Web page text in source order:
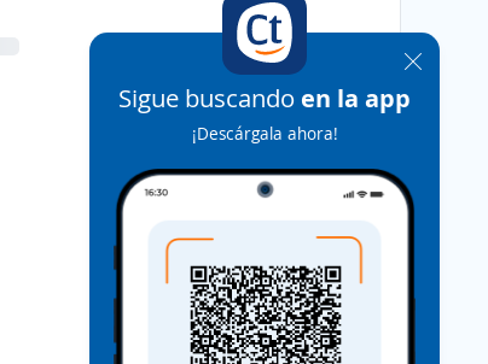
Sigue buscando en la app
¡Descárgala ahora!